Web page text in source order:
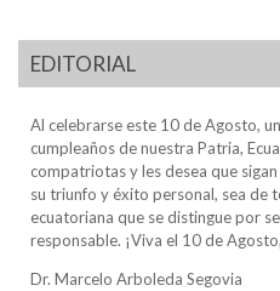
EDITORIAL
Al celebrarse este 10 de Agosto,
cumpleaños de nuestra Patria,
compatriotas y les desea que
su triunfo y éxito personal, sea de
ecuatoriana que se distingue por
responsable. ¡Viva el 10 de
Dr. Marcelo Arboleda Segovia